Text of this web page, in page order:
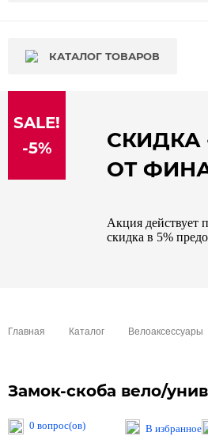
sale
special price
КАТАЛОГ ТОВАРОВ
SALE!
-5%
СКИДКА
ОТ
Акция действует
скидка в 5%
Главная Каталог Велоаксессуары
Замок-скоба вело/
0 вопрос(ов) В избранное